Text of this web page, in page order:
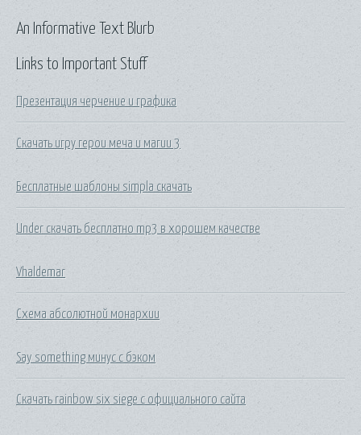
Links to Important Stuff
Презентация черчение и графика
Скачать игру герои меча и магии 3
Бесплатные шаблоны simpla скачать
Under скачать бесплатно mp3 в хорошем качестве
Vhaldemar
Схема абсолютной монархии
Say something минус с бэком
Скачать rainbow six siege с официального сайта
An Informative Text Blurb